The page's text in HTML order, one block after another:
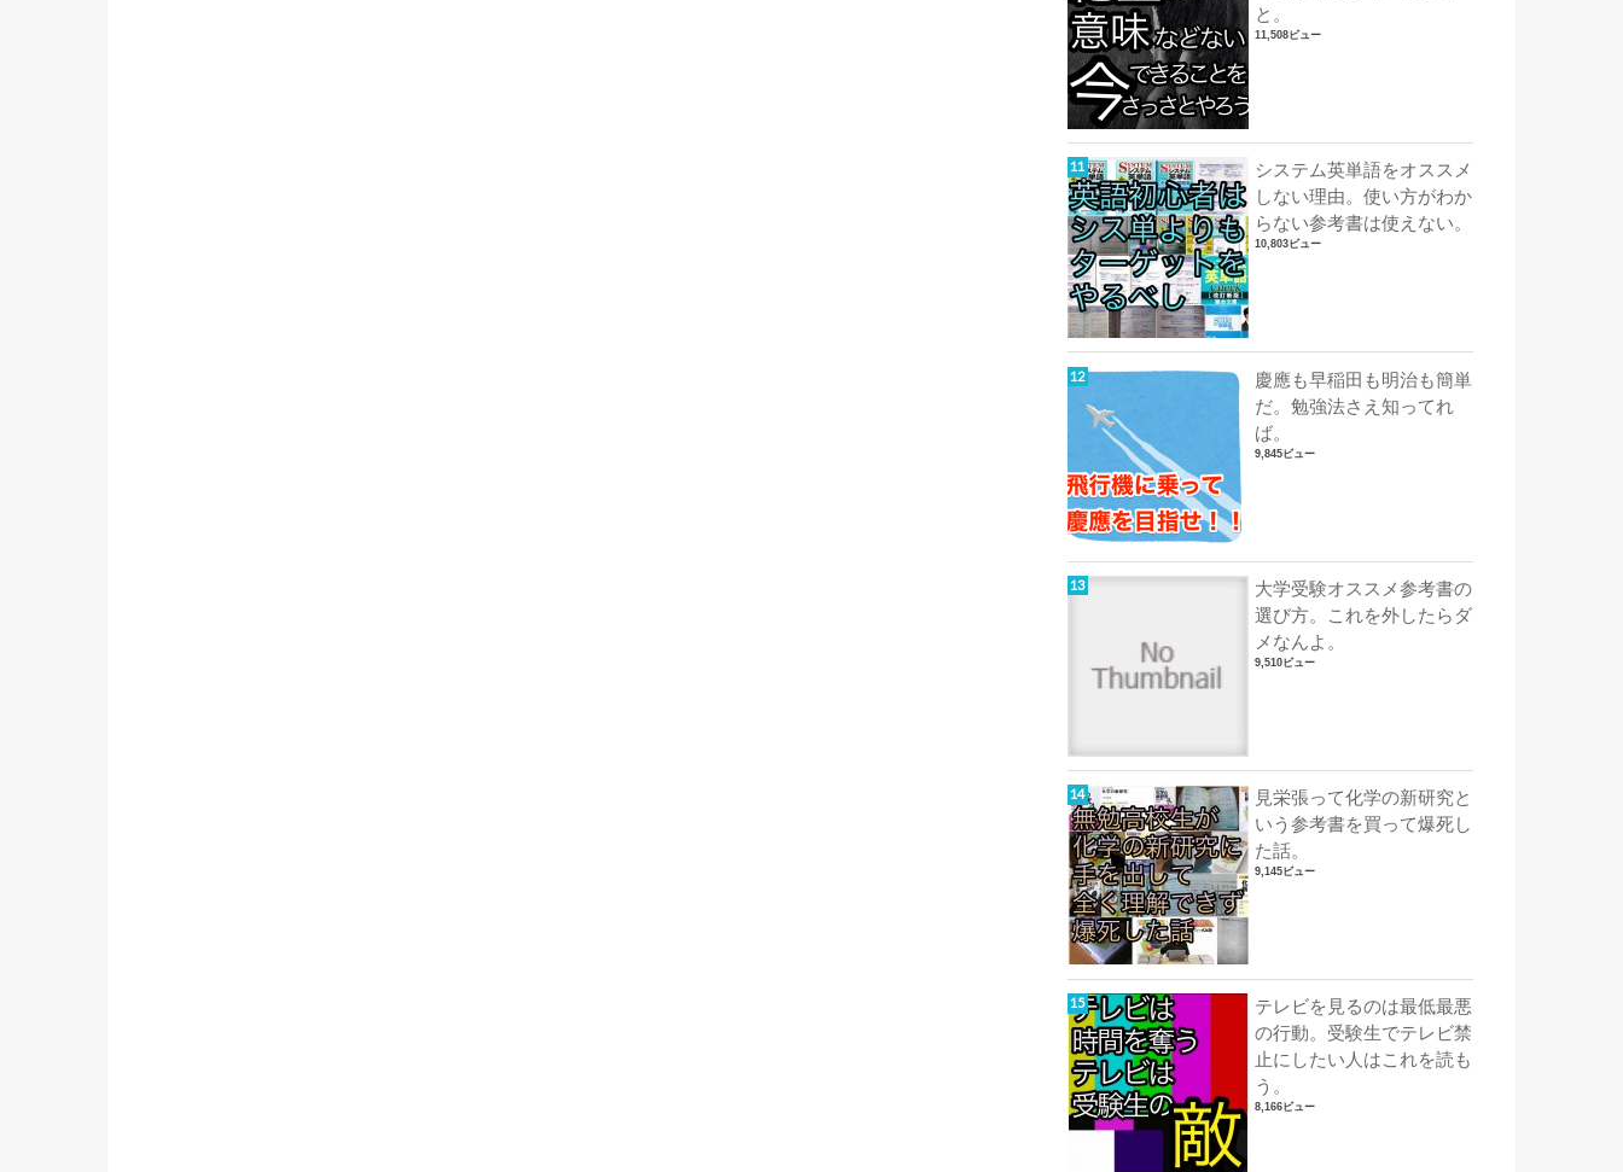
と。
11,508ビュー
システム英単語をオススメ
しない理由。使い方がわか
らない参考書は使えない。
10,803ビュー
慶應も早稲田も明治も簡単
だ。勉強法さえ知ってれ
ば。
9,845ビュー
大学受験オススメ参考書の
選び方。これを外したらダ
メなんよ。
9,510ビュー
見栄張って化学の新研究と
いう参考書を買って爆死し
た話。
9,145ビュー
テレビを見るのは最低最悪
の行動。受験生でテレビ禁
止にしたい人はこれを読も
う。
8,166ビュー